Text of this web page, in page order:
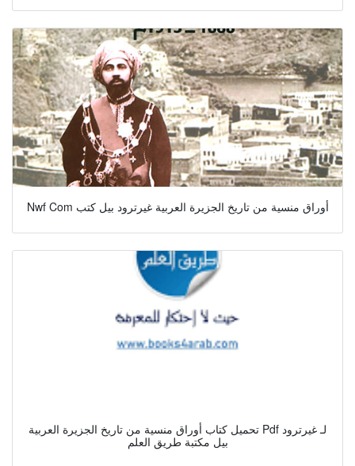
Nwf Com أوراق منسية من تاريخ الجزيرة العربية غيرترود بيل كتب
تحميل كتاب أوراق منسية من تاريخ الجزيرة العربية Pdf لـ غيرترود
بيل مكتبة طريق العلم